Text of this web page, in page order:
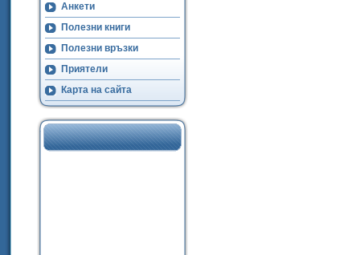
Анкети
Полезни книги
Полезни връзки
Приятели
Карта на сайта